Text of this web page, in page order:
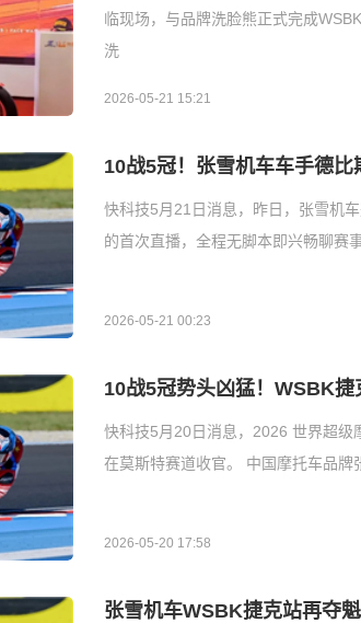
临现场，与品牌洗脸熊正式完成
洗
2026-05-21 15:21
10战5冠！张雪机车车手德
快科技5月21日消息，昨日，张雪机
的首次直播，全程无脚本即兴畅聊赛
2026-05-21 00:23
10战5冠势头凶猛！WSBK
快科技5月20日消息，2026 世界超级
在莫斯特赛道收官。 中国摩托车品牌
2026-05-20 17:58
张雪机车WSBK捷克站再夺